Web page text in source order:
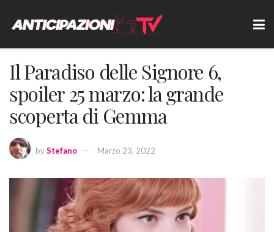
Il Paradiso delle Signore 6,
spoiler 25 marzo: la grande
scoperta di Gemma
byStefano Marzo 23, 2022